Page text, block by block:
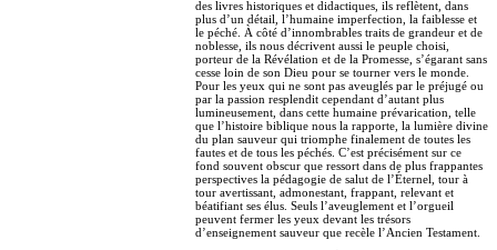
des livres historiques et didactiques, ils reflètent, dans
plus d’un détail, l’humaine imperfection, la faiblesse et
le péché. À côté d’innombrables traits de grandeur et de
noblesse, ils nous décrivent aussi le peuple choisi,
porteur de la Révélation et de la Promesse, s’égarant sans
cesse loin de son Dieu pour se tourner vers le monde.
Pour les yeux qui ne sont pas aveuglés par le préjugé ou
par la passion resplendit cependant d’autant plus
lumineusement, dans cette humaine prévarication, telle
que l’histoire biblique nous la rapporte, la lumière divine
du plan sauveur qui triomphe finalement de toutes les
fautes et de tous les péchés. C’est précisément sur ce
fond souvent obscur que ressort dans de plus frappantes
perspectives la pédagogie de salut de l’Éternel, tour à
tour avertissant, admonestant, frappant, relevant et
béatifiant ses élus. Seuls l’aveuglement et l’orgueil
peuvent fermer les yeux devant les trésors
d’enseignement sauveur que recèle l’Ancien Testament.